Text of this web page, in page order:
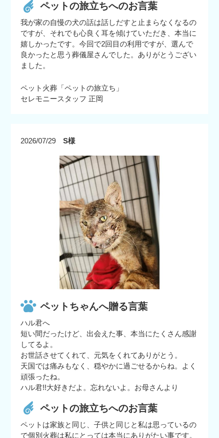
ペットの旅立ちへのお言葉
我が家の自慢の犬の話は話しだすと止まらなくなるの
ですが、それでも心良く耳を傾けていただき、本当に
嬉しかったです。今回で2回目の利用ですが、選んで
良かったと思う葬儀屋さんでした。ありがとうござい
ました。
ペット火葬「ペットの旅立ち」
セレモニースタッフ 正岡
2026/07/29 S様
ペットちゃんへ贈る言葉
ハル君へ
短い間だったけど、出会えた事、本当にたくさん感謝
してるよ。
お世話させてくれて、元気をくれてありがとう。
天国では痛みもなく、穏やかに過ごせるからね。よく
頑張ったね。
ハル君!!大好きだよ。忘れないよ。お母さんより
ペットの旅立ちへのお言葉
ペットは家族と同じ、子供と同じと私は思っているの
で個別火葬は私にとっては本当にありがたい事です。